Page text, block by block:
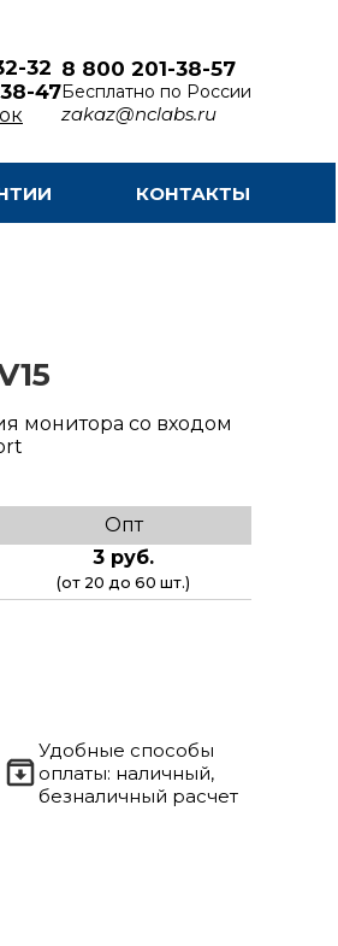
32
47
8 800 201-38-57
Бесплатно по России
zakaz@nclabs.ru
КОНТАКТЫ
монитора со входом
Опт
3 руб.
(от 20 до 60 шт.)
Удобные способы
оплаты: наличный,
безналичный расчет